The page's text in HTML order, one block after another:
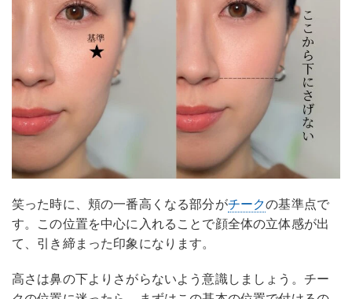
笑った時に、頬の一番高くなる部分がチークの基準点で
す。この位置を中心に入れることで顔全体の立体感が出
て、引き締まった印象になります。
高さは鼻の下よりさがらないよう意識しましょう。チー